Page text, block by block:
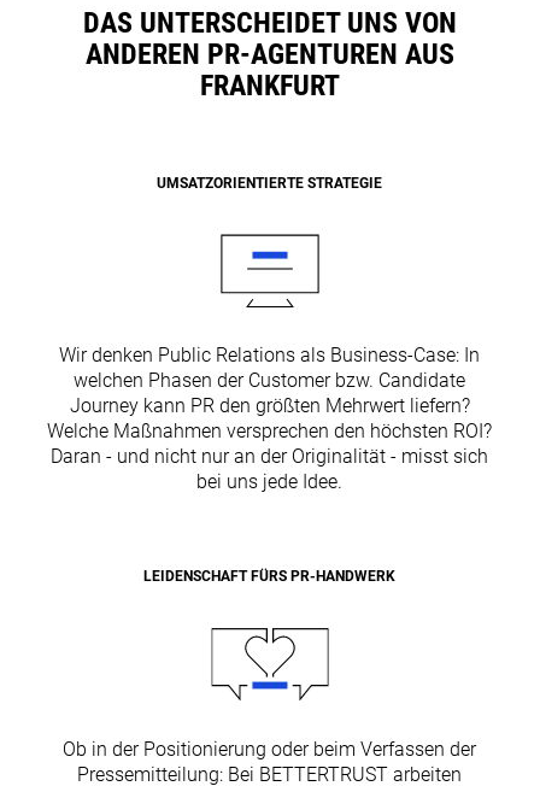
DAS UNTERSCHEIDET UNS VON
ANDEREN PR-AGENTUREN AUS
FRANKFURT
UMSATZORIENTIERTE STRATEGIE
Wir denken Public Relations als Business-Case: In
welchen Phasen der Customer bzw. Candidate
Journey kann PR den größten Mehrwert liefern?
Welche Maßnahmen versprechen den höchsten ROI?
Daran - und nicht nur an der Originalität - misst sich
bei uns jede Idee.
LEIDENSCHAFT FÜRS PR-HANDWERK
Ob in der Positionierung oder beim Verfassen der
Pressemitteilung: Bei BETTERTRUST arbeiten